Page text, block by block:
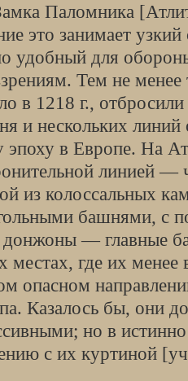
Паломника
это занимает
удобный для
Тем не
в 1218 г.,
и нескольких
эпоху в Европе. На
линией —
из колоссальных
башнями, с
донжоны — главные
местах, где их менее
опасном
Казалось бы, они
но в
с их куртиной